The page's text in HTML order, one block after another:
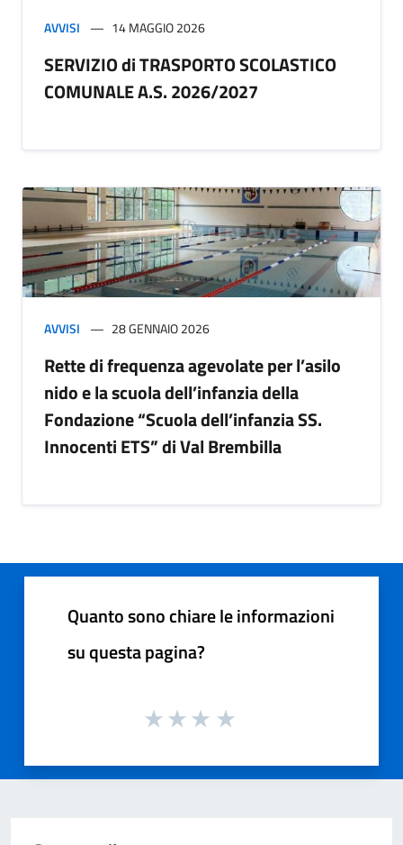
AVVISI 14 MAGGIO 2026
SERVIZIO di TRASPORTO SCOLASTICO
COMUNALE A.S. 2026/2027
AVVISI 28 GENNAIO 2026
Rette di frequenza agevolate per l’asilo
nido e la scuola dell’infanzia della
Fondazione “Scuola dell’infanzia SS.
Innocenti ETS” di Val Brembilla
Quanto sono chiare le informazioni
su questa pagina?